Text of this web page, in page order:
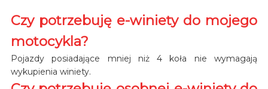
Czy potrzebuję e-winiety do mojego
motocykla?
Pojazdy posiadające mniej niż 4 koła nie wymagają
wykupienia winiety.